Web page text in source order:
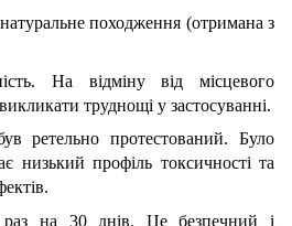
походження (отримана з
На відміну від місцевого
труднощі у застосуванні.
ретельно протестований. Було
низький профіль токсичності та
раз на 30 днів. Це безпечний і